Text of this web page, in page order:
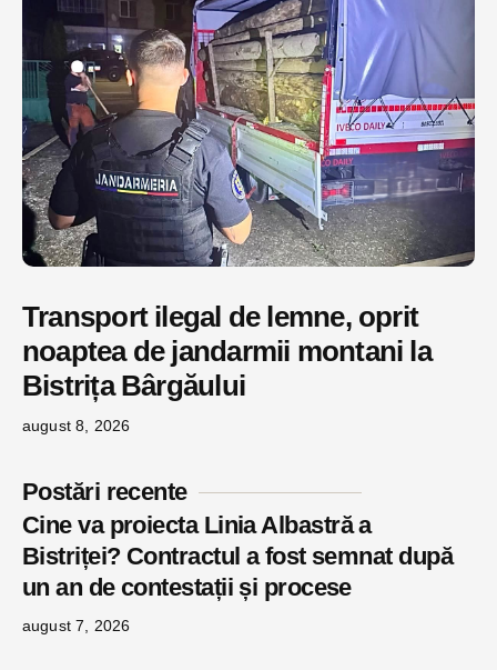
Transport ilegal de lemne, oprit
noaptea de jandarmii montani la
Bistrița Bârgăului
august 8, 2026
Postări recente
Cine va proiecta Linia Albastră a
Bistriței? Contractul a fost semnat după
un an de contestații și procese
august 7, 2026